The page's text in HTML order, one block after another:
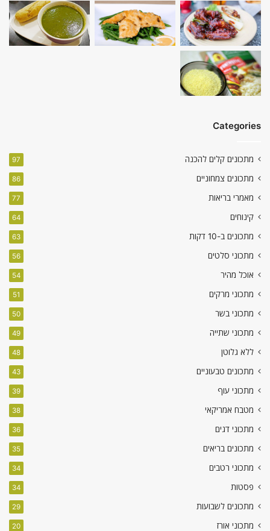
Categories
מתכונים קלים להכנה 97
מתכונים צמחוניים 86
מאמרי בריאות 77
קינוחים 64
מתכונים ב-10 דקות 63
מתכוני סלטים 56
אוכל מהיר 54
מתכוני מרקים 51
מתכוני בשר 50
מתכוני שתייה 49
ללא גלוטן 48
מתכונים טבעוניים 43
מתכוני עוף 39
מטבח אמריקאי 38
מתכוני דגים 36
מתכונים בריאים 35
מתכוני רטבים 34
פסטות 34
מתכונים לשבועות 29
מתכוני אורז 20